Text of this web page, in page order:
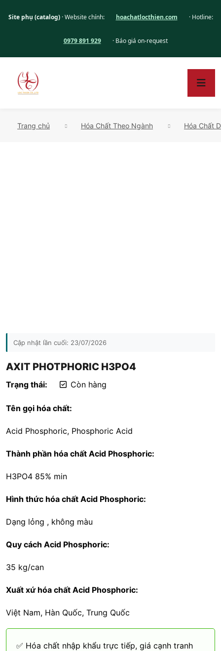
Site phụ (catalog)· Website chính: hoachatlocthien.com · Hotline:
0979 891 929 · Báo giá on-request
Trang chủ Hóa Chất Theo Ngành Hóa Chất
Cập nhật lần cuối: 23/07/2026
AXIT PHOTPHORIC H3PO4
Trạng thái: Còn hàng
Tên gọi hóa chất:
Acid Phosphoric, Phosphoric Acid
Thành phần hóa chất Acid Phosphoric:
H3PO4 85% min
Hình thức hóa chất Acid Phosphoric:
Dạng lỏng , không màu
Quy cách Acid Phosphoric:
35 kg/can
Xuất xứ hóa chất Acid Phosphoric:
Việt Nam, Hàn Quốc, Trung Quốc
✅ Hóa chất nhập khẩu trực tiếp, giá cạnh tranh